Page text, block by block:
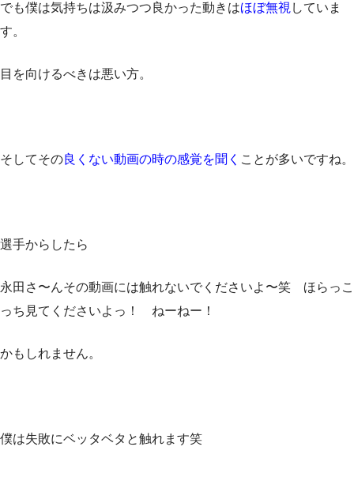
でも僕は気持ちは汲みつつ良かった動きはほぼ無視していま
す。
目を向けるべきは悪い方。
そしてその良くない動画の時の感覚を聞く ことが多いですね。
選手からしたら
永田さ〜んその動画には触れないでくださいよ〜笑 ほらっこ
っち見てくださいよっ！ ねーねー！
かもしれません。
僕は失敗にベッタベタと触れます笑